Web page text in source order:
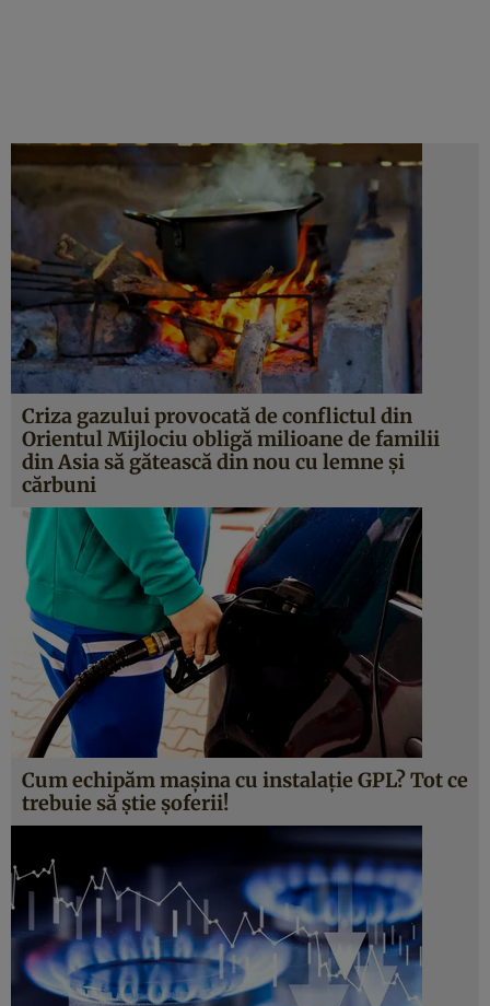
Criza gazului provocată de conflictul din
Orientul Mijlociu obligă milioane de familii
din Asia să gătească din nou cu lemne și
cărbuni
Cum echipăm mașina cu instalație GPL? Tot ce
trebuie să știe șoferii!